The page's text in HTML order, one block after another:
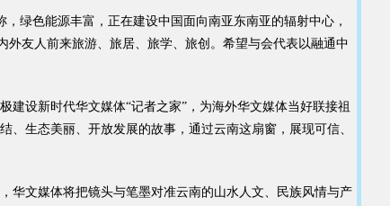
绿色能源丰富，正在建设中国面向南亚东南亚的辐射中心，
外友人前来旅游、旅居、旅学、旅创。希望与会代表以融通中
设新时代华文媒体“记者之家”，为海外华文媒体当好联接祖
生态美丽、开放发展的故事，通过云南这扇窗，展现可信、
文媒体将把镜头与笔墨对准云南的山水人文、民族风情与产